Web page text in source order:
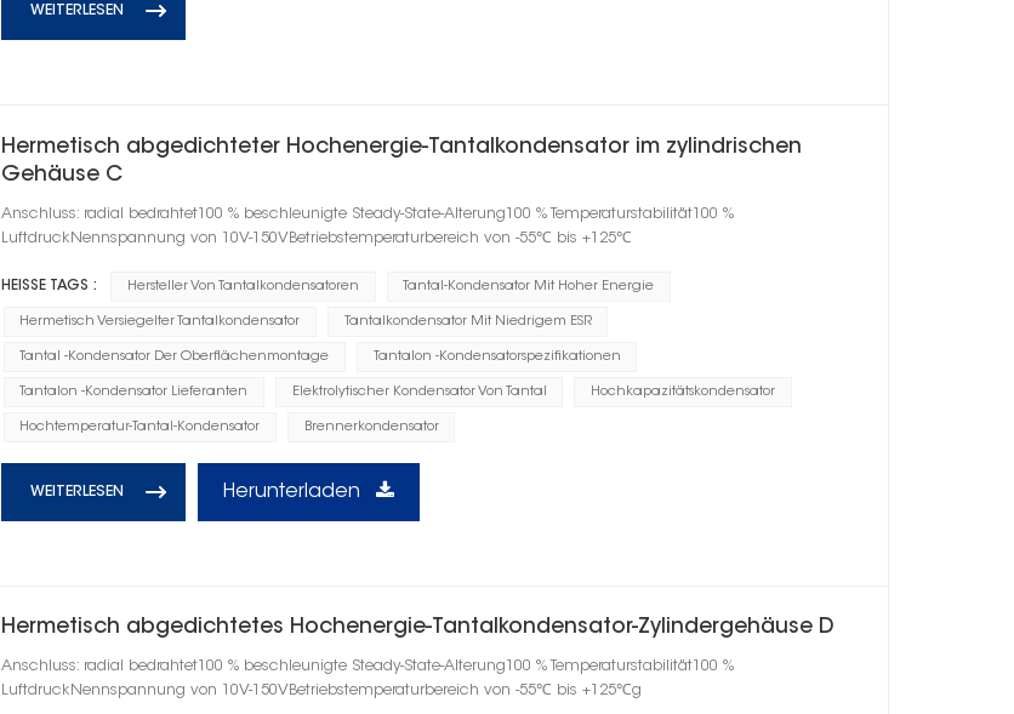
WEITERLESEN
Hermetisch abgedichteter Hochenergie-Tantalkondensator im zylindrischen
Gehäuse C
Anschluss: radial bedrahtet100 % beschleunigte Steady-State-Alterung100 % Temperaturstabilität100 %
LuftdruckNennspannung von 10V-150VBetriebstemperaturbereich von -55℃ bis +125℃
HEISSE TAGS : Hersteller Von Tantalkondensatoren Tantal-Kondensator Mit Hoher Energie
Hermetisch Versiegelter Tantalkondensator Tantalkondensator Mit Niedrigem ESR
Tantal -Kondensator Der Oberflächenmontage Tantalon -Kondensatorspezifikationen
Tantalon -Kondensator Lieferanten Elektrolytischer Kondensator Von Tantal Hochkapazitätskondensator
Hochtemperatur-Tantal-Kondensator Brennerkondensator
WEITERLESEN Herunterladen
Hermetisch abgedichtetes Hochenergie-Tantalkondensator-Zylindergehäuse D
Anschluss: radial bedrahtet100 % beschleunigte Steady-State-Alterung100 % Temperaturstabilität100 %
LuftdruckNennspannung von 10V-150VBetriebstemperaturbereich von -55℃ bis +125℃g